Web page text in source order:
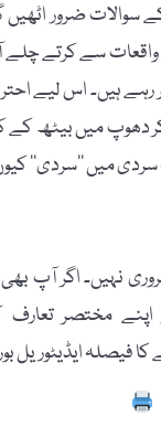
سوالات ضرور
سے کرتے چلے
ہیں۔ اس لیے
دھوپ میں بیٹھ
سردی میں
نہیں۔ اگر آپ بھی